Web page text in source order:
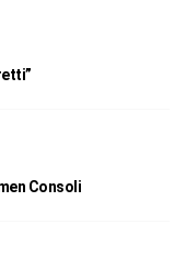
Consoli